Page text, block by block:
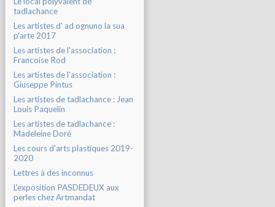
tadlachance
Les artistes d' ad ognuno la sua
p'arte 2017
Les artistes de l'association :
Francoise Rod
Les artistes de l'association :
Giuseppe Pintus
Les artistes de tadlachance : Jean
Louis Paquelin
Les artistes de tadlachance :
Madeleine Doré
Les cours d'arts plastiques 2019-
2020
Lettres à des inconnus
L'exposition PASDEDEUX aux
perles chez Artmandat